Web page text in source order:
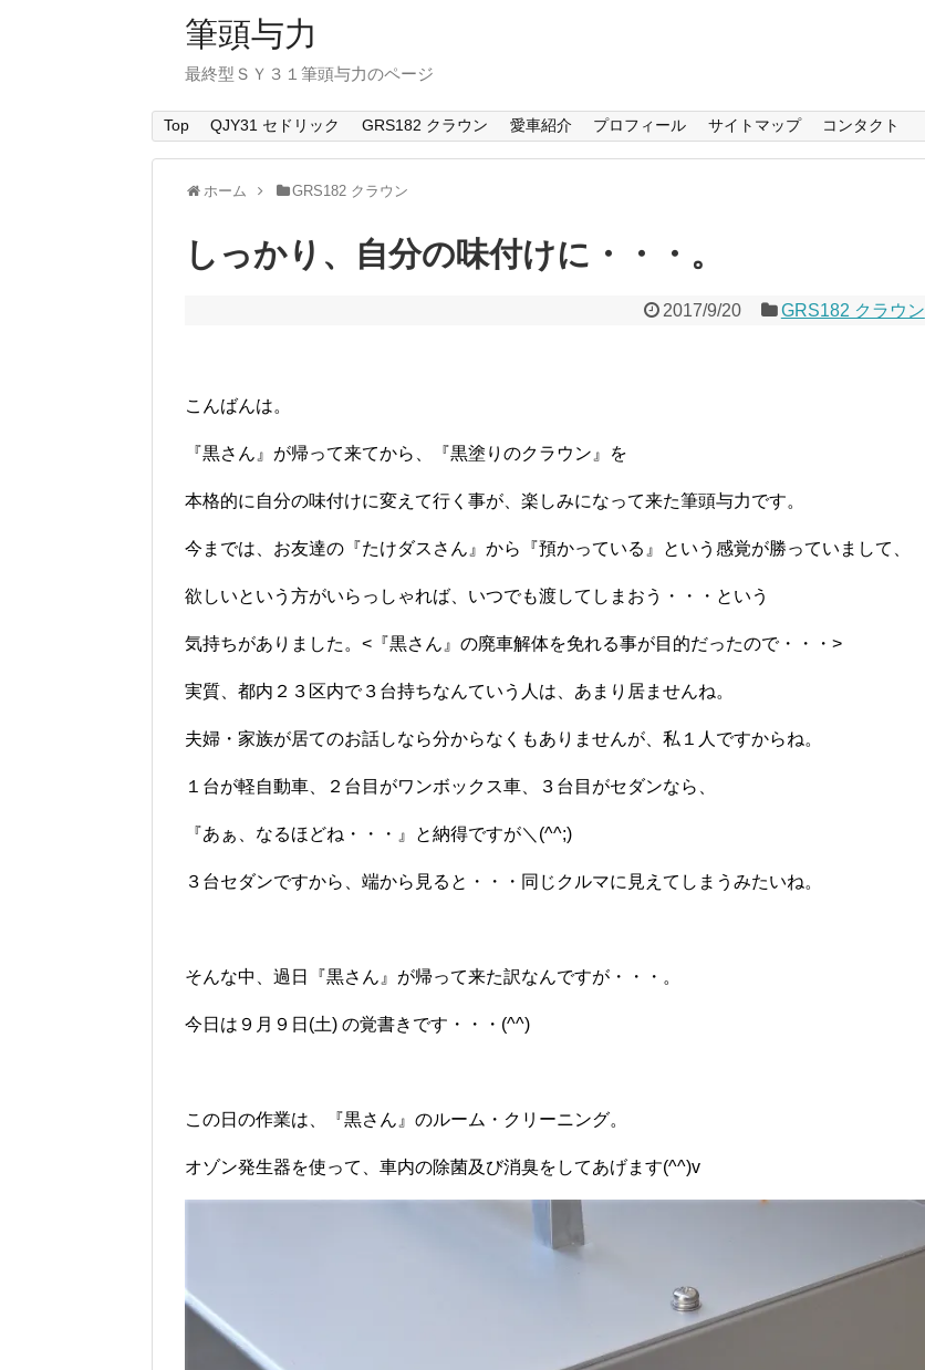
筆頭与力
最終型ＳＹ３１筆頭与力のページ
Top QJY31 セドリック GRS182 クラウン 愛車紹介 プロフィール サイトマップ コンタクト
ホーム GRS182 クラウン
しっかり、自分の味付けに・・・。
2017/9/20 GRS182 クラウン
こんばんは。
『黒さん』が帰って来てから、『黒塗りのクラウン』を
本格的に自分の味付けに変えて行く事が、楽しみになって来た筆頭与力です。
今までは、お友達の『たけダスさん』から『預かっている』という感覚が勝っていまして、
欲しいという方がいらっしゃれば、いつでも渡してしまおう・・・という
気持ちがありました。<『黒さん』の廃車解体を免れる事が目的だったので・・・>
実質、都内２３区内で３台持ちなんていう人は、あまり居ませんね。
夫婦・家族が居てのお話しなら分からなくもありませんが、私１人ですからね。
１台が軽自動車、２台目がワンボックス車、３台目がセダンなら、
『あぁ、なるほどね・・・』と納得ですが＼(^^;)
３台セダンですから、端から見ると・・・同じクルマに見えてしまうみたいね。
そんな中、過日『黒さん』が帰って来た訳なんですが・・・。
今日は９月９日(土) の覚書きです・・・(^^)
この日の作業は、『黒さん』のルーム・クリーニング。
オゾン発生器を使って、車内の除菌及び消臭をしてあげます(^^)v